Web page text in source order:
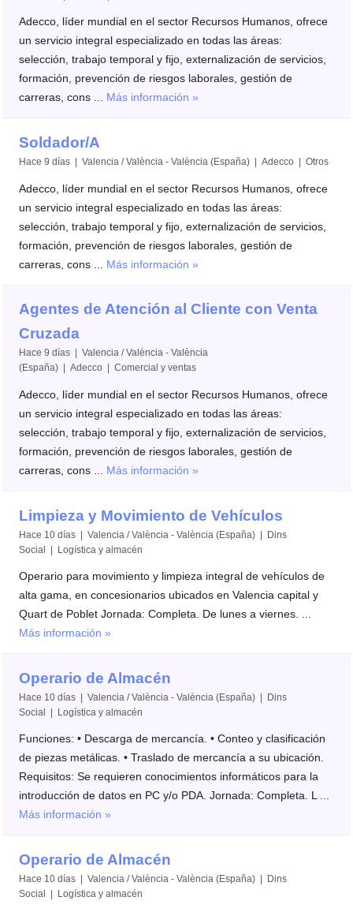
Adecco, líder mundial en el sector Recursos Humanos, ofrece
un servicio integral especializado en todas las áreas:
selección, trabajo temporal y fijo, externalización de servicios,
formación, prevención de riesgos laborales, gestión de
carreras, cons ... Más información »
Soldador/A
Hace 9 días | Valencia / València - València (España) | Adecco | Otros
Adecco, líder mundial en el sector Recursos Humanos, ofrece
un servicio integral especializado en todas las áreas:
selección, trabajo temporal y fijo, externalización de servicios,
formación, prevención de riesgos laborales, gestión de
carreras, cons ... Más información »
Agentes de Atención al Cliente con Venta
Cruzada
Hace 9 días | Valencia / València - València
(España) | Adecco | Comercial y ventas
Adecco, líder mundial en el sector Recursos Humanos, ofrece
un servicio integral especializado en todas las áreas:
selección, trabajo temporal y fijo, externalización de servicios,
formación, prevención de riesgos laborales, gestión de
carreras, cons ... Más información »
Limpieza y Movimiento de Vehículos
Hace 10 días | Valencia / València - València (España) | Dins
Social | Logística y almacén
Operario para movimiento y limpieza integral de vehículos de
alta gama, en concesionarios ubicados en Valencia capital y
Quart de Poblet Jornada: Completa. De lunes a viernes. ...
Más información »
Operario de Almacén
Hace 10 días | Valencia / València - València (España) | Dins
Social | Logística y almacén
Funciones: • Descarga de mercancía. • Conteo y clasificación
de piezas metálicas. • Traslado de mercancía a su ubicación.
Requisitos: Se requieren conocimientos informáticos para la
introducción de datos en PC y/o PDA. Jornada: Completa. L ...
Más información »
Operario de Almacén
Hace 10 días | Valencia / València - València (España) | Dins
Social | Logística y almacén